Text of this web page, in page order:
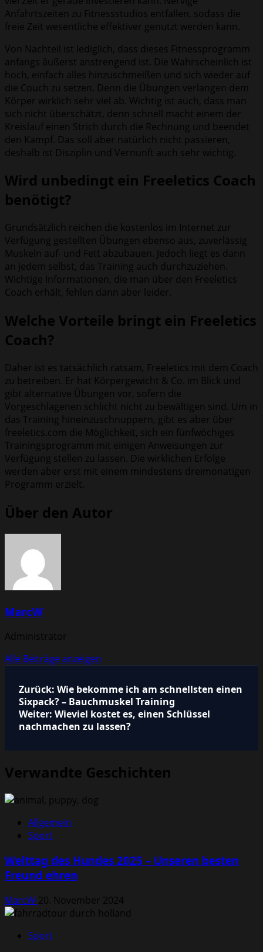
Anfahrtszeiten zu Fitnessstudios entfallen, sodass die
freie Zeit wesentliche effektiver genutzt werden kann.
Von Nachteil ist lediglich, dass dieses Fitnessprogramm
anfangs äußerst anstrengend ist. Die Wahrscheinlich ist
hoch, einfach alles hinzuschmeißen und sich wieder auf
die Couch zu setzen. Denn die Übungen verlangen dem
Körper wirklich sehr viel ab. Wichtig ist auch, dass man
sich nicht überschätzt, denn schnell macht einem der
Kreislauf einen Strich durch die Rechnung und beendet
den Kampf. Das soll aber natürlich nicht passieren,
deshalb ist Disziplin und Vernunft auch sehr wichtig.
Wird unbedingt ein Freeletics Coach
benötigt?
Grundsätzlich reichen die kostenlos im Internet zur
Verfügung gestellten Übungen ebenso aus, zuverlässig
Muskeln auf- und Fett abzubauen. Jedoch liegt es dann
an jedem selbst, das Training auch durchzuziehen.
Wichtige Informationen, die man über den Freeletics
Coach erhält, fehlen dann aber leider.
Welche Vorteile bringt ein Freeletics
Coach?
Daher ist es tatsächlich ratsam, Freeletics mit dem Coach
zu betreiben. Er hat Körpergewicht & Co. im Blick und
gibt alternative Übungen vor, sofern die
Vorgeschlagenen schlicht nicht zu bewältigen sind. Um in
das Training hineinzuschnuppern, gibt es aber über
freeletics.com die Möglichkeit, sich ein fünfwöchiges
Trainingsprogramm mit einigen Anweisungen zur
Verfügung stellen zu lassen. Die wirklichen Erfolge
werden aber erst mit einem mindestens dreimonatigen
Programm erzielt.
Über den Autor
MarcW
Administrator
Alle Beiträge anzeigen
Beitragsnavigation
Zurück: Wie bekomme ich am schnellsten einen
Sixpack? – Bauchmuskel Training
Weiter: Wieviel kostet es, einen Schlüssel
nachmachen zu lassen?
Verwandte Geschichten
Allgemein
Sport
Welttag des Hundes 2025 – Unseren besten
Freund ehren
MarcW 20. November 2024
Sport